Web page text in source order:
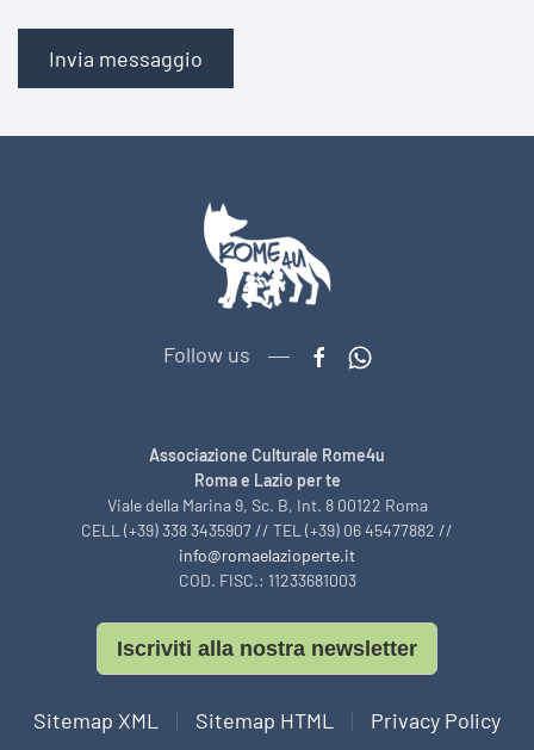
Invia messaggio
Follow us
Associazione Culturale Rome4u
Roma e Lazio per te
Viale della Marina 9, Sc. B, Int. 8 00122 Roma
CELL (+39) 338 3435907 // TEL (+39) 06 45477882 //
info@romaelazioperte.it
COD. FISC.: 11233681003
Iscriviti alla nostra newsletter
Sitemap XML Sitemap HTML Privacy Policy